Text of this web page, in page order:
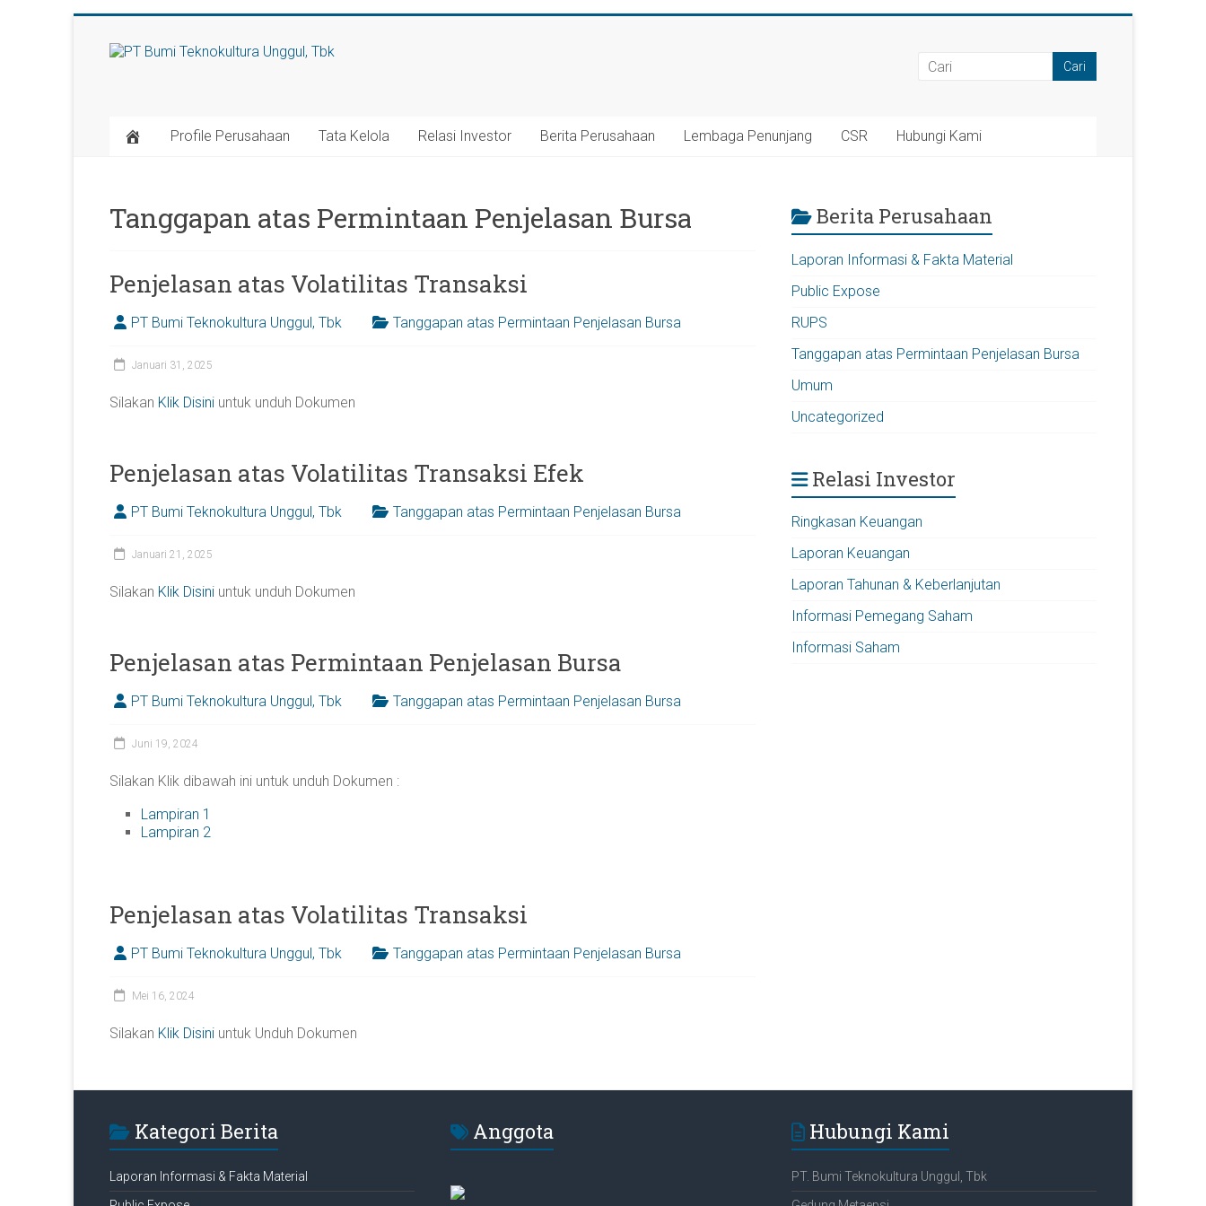
contentPT
Teknokultura
Tbk
Profile Perusahaan Tata Kelola Relasi Investor Berita Perusahaan Lembaga Penunjang CSR Hubungi Kami
Tanggapan atas Permintaan Penjelasan Bursa
Penjelasan atas Volatilitas Transaksi
PT Bumi Teknokultura Unggul, Tbk Tanggapan atas Permintaan Penjelasan Bursa
Januari 31, 2025
Silakan Klik Disini untuk unduh Dokumen
Penjelasan atas Volatilitas Transaksi Efek
PT Bumi Teknokultura Unggul, Tbk Tanggapan atas Permintaan Penjelasan Bursa
Januari 21, 2025
Silakan Klik Disini untuk unduh Dokumen
Penjelasan atas Permintaan Penjelasan Bursa
PT Bumi Teknokultura Unggul, Tbk Tanggapan atas Permintaan Penjelasan Bursa
Juni 19, 2024
Silakan Klik dibawah ini untuk unduh Dokumen :
Lampiran 1
Lampiran 2
Penjelasan atas Volatilitas Transaksi
PT Bumi Teknokultura Unggul, Tbk Tanggapan atas Permintaan Penjelasan Bursa
Mei 16, 2024
Silakan Klik Disini untuk Unduh Dokumen
Berita Perusahaan
Laporan Informasi & Fakta Material
Public Expose
RUPS
Tanggapan atas Permintaan Penjelasan Bursa
Umum
Uncategorized
Relasi Investor
Ringkasan Keuangan
Laporan Keuangan
Laporan Tahunan & Keberlanjutan
Informasi Pemegang Saham
Informasi Saham
Kategori Berita
Laporan Informasi & Fakta Material
Anggota Hubungi Kami
PT. Bumi Teknokultura Unggul, Tbk